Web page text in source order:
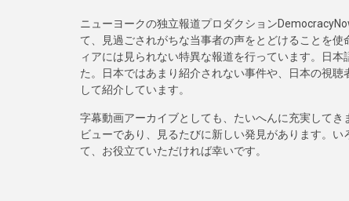
ニューヨークの独立報道プロダクション
て、見過ごされがちな当事者の声をとどけることを
ィアには見られない特異な報道を行っています。日
た。日本ではあまり紹介されない事件や、日本の視
して紹介しています。
字幕動画アーカイブとしても、たいへんに充実してき
ビューであり、見るたびに新しい発見があります。い
て、お役立ていただければ幸いです。